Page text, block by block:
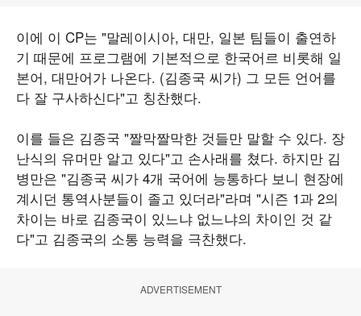
이에 이 CP는 "말레이시아, 대만, 일본 팀들이 출연하
기 때문에 프로그램에 기본적으로 한국어르 비롯해 일
본어, 대만어가 나온다. (김종국 씨가) 그 모든 언어를
다 잘 구사하신다"고 칭찬했다.
이를 들은 김종국 "짤막짤막한 것들만 말할 수 있다. 장
난식의 유머만 알고 있다"고 손사래를 쳤다. 하지만 김
병만은 "김종국 씨가 4개 국어에 능통하다 보니 현장에
계시던 통역사분들이 졸고 있더라"라며 "시즌 1과 2의
차이는 바로 김종국이 있느냐 없느냐의 차이인 것 같
다"고 김종국의 소통 능력을 극찬했다.
ADVERTISEMENT